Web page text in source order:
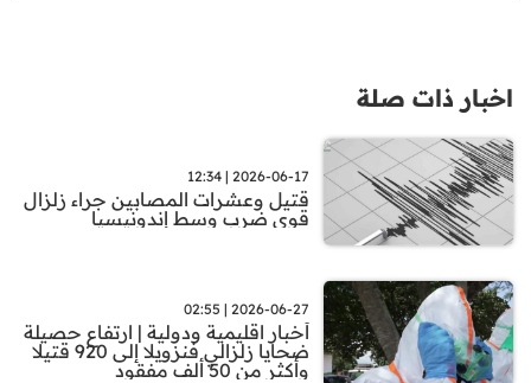
اخبار ذات صلة
2026-06-17 | 12:34
قتيل وعشرات المصابين جراء زلزال
قوي ضرب وسط إندونيسيا
2026-06-27 | 02:55
أخبار اقليمية ودولية | ارتفاع حصيلة
ضحايا زلزالي فنزويلا إلى 920 قتيلا
وأكثر من 50 ألف مفقود